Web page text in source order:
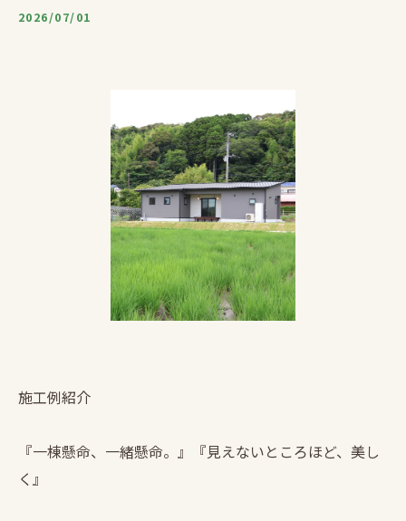
2026/07/01
施工例紹介
『一棟懸命、一緒懸命。』『見えないところほど、美し
く』